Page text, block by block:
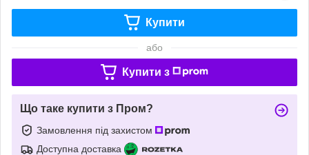
Купити
або
Купити з
Що таке купити з Пром?
Замовлення під захистом
Доступна доставка